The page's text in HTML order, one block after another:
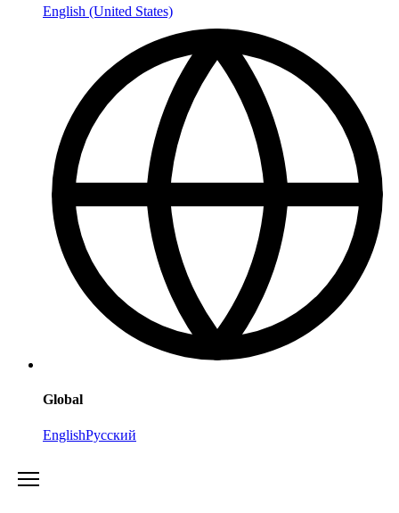
English (United States)
Global
EnglishРусский